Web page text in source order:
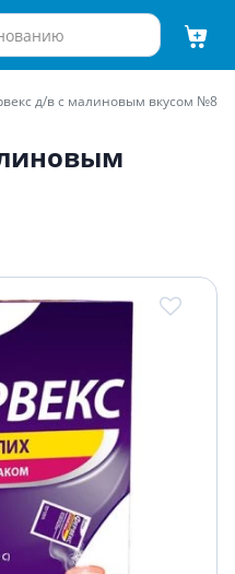
д/в с малиновым вкусом №8